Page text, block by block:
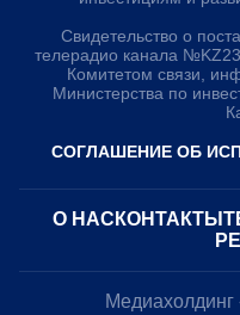
Свидетельство о
телерадио канала
Комитетом связи,
Министерства по
СОГЛАШЕНИЕ ОБ
О НАС КОНТАКТЫ